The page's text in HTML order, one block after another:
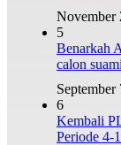
November
5
Benarkah
calon
September
6
Kembali
Periode 4-